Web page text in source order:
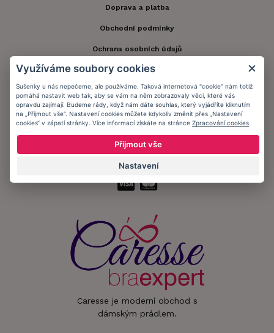
Caresse je moderní obchod s
dámským prádlem.
Doprava a platba
Obchodní podmínky
Ochrana osobních údajů
Informační memorandum
Zůstaňte s námi v kontaktu.
Přijímáme platby:
Využíváme soubory cookies
Sušenky u nás nepečeme, ale používáme. Taková internetová "cookie" nám totiž
pomáhá nastavit web tak, aby se vám na něm zobrazovaly věci, které vás
opravdu zajímají. Budeme rády, když nám dáte souhlas, který vyjádříte kliknutím
na „Přijmout vše“. Nastavení cookies můžete kdykoliv změnit přes „Nastavení
cookies“ v zápatí stránky. Více informací získáte na stránce Zpracování cookies
Přijmout vše
Nastavení